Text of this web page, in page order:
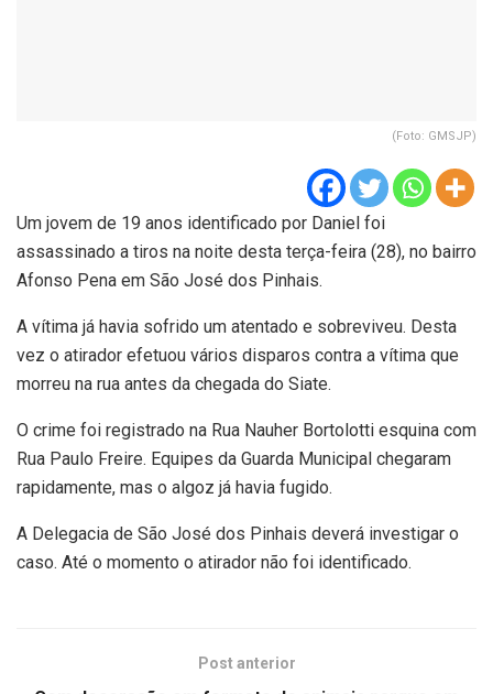
(Foto: GMSJP)
Um jovem de 19 anos identificado por Daniel foi
assassinado a tiros na noite desta terça-feira (28), no bairro
Afonso Pena em São José dos Pinhais.
A vítima já havia sofrido um atentado e sobreviveu. Desta
vez o atirador efetuou vários disparos contra a vítima que
morreu na rua antes da chegada do Siate.
O crime foi registrado na Rua Nauher Bortolotti esquina com
Rua Paulo Freire. Equipes da Guarda Municipal chegaram
rapidamente, mas o algoz já havia fugido.
A Delegacia de São José dos Pinhais deverá investigar o
caso. Até o momento o atirador não foi identificado.
Post anterior